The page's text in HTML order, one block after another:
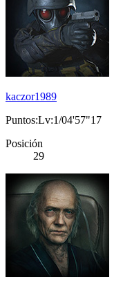
kaczor1989
Puntos:Lv:1/04'57"17
Posición
29